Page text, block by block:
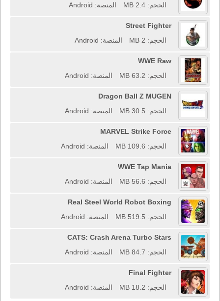
الحجم: 2.4 MB
المنصة: Android
Street Fighter
الحجم: 2 MB
المنصة: Android
WWE Raw
الحجم: 63.2 MB
المنصة: Android
Dragon Ball Z MUGEN
الحجم: 30.5 MB
المنصة: Android
MARVEL Strike Force
الحجم: 109.6 MB
المنصة: Android
WWE Tap Mania
الحجم: 56.6 MB
المنصة: Android
Real Steel World Robot Boxing
الحجم: 519.5 MB
المنصة: Android
CATS: Crash Arena Turbo Stars
الحجم: 84.7 MB
المنصة: Android
Final Fighter
الحجم: 18.2 MB
المنصة: Android